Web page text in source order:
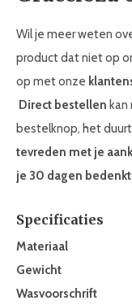
Wil je meer weten
product dat niet op
op met onze
Direct bestellen
bestelknop, het
tevreden met je
je 30 dagen
Specificaties
Materiaal
Gewicht
Wasvoorschrift